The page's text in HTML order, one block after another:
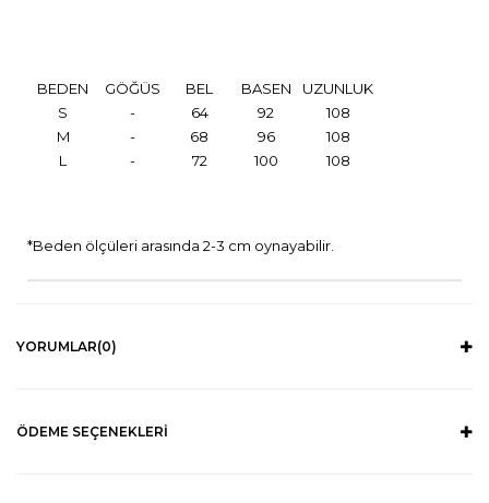
BEDEN GÖĞÜS BEL BASEN
UZUNLUK
S
- 64 92
108
M
- 68 96
108
L
- 72 100 108
*Beden ölçüleri arasında 2-3 cm oynayabilir.
YORUMLAR(0)
ÖDEME SEÇENEKLERI